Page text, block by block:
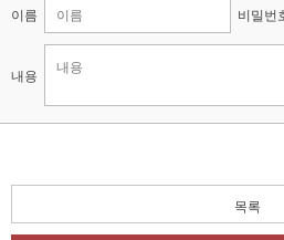
이름 비밀번
내용
목록